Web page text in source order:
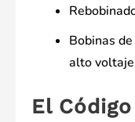
Bobinas
alto
El